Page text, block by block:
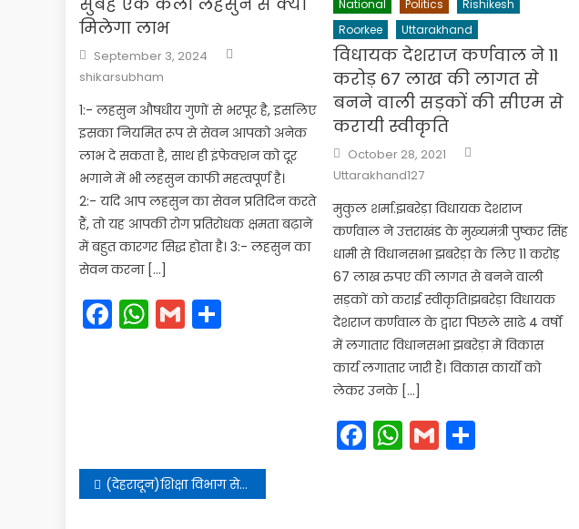
मिलेगा लाभ
Posted
on
September 3, 2024
shikarsubham
1:- लहसुन औषधीय गुणों से भरपूर है, इसलिए
इसका नियमित रूप से सेवन आपको अनेक
लाभ दे सकता है, साथ ही इंफेक्शन को दूर
भगाने में भी लहसुन काफी महत्वपूर्ण है।
2:- यदि आप लहसुन का सेवन प्रतिदिन करते
हैं, तो यह आपकी रोग प्रतिरोधक क्षमता बढ़ाने
में बहुत कारगर सिद्ध होता है। 3:- लहसुन का
सेवन करना […]
Facebook
WhatsApp
Gmail
National
Politics
Rishikesh
Roorkee
Uttarakhand
विधायक देशराज कर्णवाल ने 11
करोड़ 67 लाख की लागत से
बनने वाली सड़कों की सीएम से
करायी स्वीकृति
Posted
on
October 28, 2021
Uttarakhand127
मुकुल शर्मा.झबरेड़ा विधायक देशराज
कर्णवाल ने उत्तराखंड के मुख्यमंत्री पुष्कर सिंह
धामी से विधानसभा झबरेड़ा के लिए 11 करोड़
67 लाख रुपए की लागत से बनने वाली
सड़कों को कराई स्वीकृति।झबरेड़ा विधायक
देशराज कर्णवाल के द्वारा पिछले साढे 4 वर्षों
में लगातार विधानसभा झबरेड़ा में विकास
कार्य लगातार जारी हैं। विकास कार्यों को
लेकर उनके […]
Facebook
WhatsApp
GmailShare
Post
navigation
(देहरादून)शिक्षा विभाग से बड़ी खबर.अब इन पदों को भरने की तैयारी।।